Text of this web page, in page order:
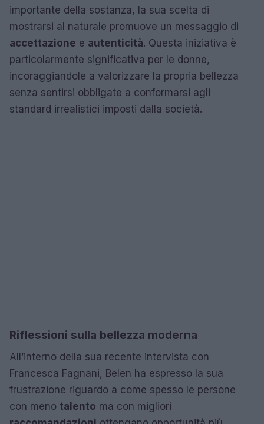
importante della sostanza, la sua scelta di
mostrarsi al naturale promuove un messaggio di
accettazione e autenticità. Questa iniziativa è
particolarmente significativa per le donne,
incoraggiandole a valorizzare la propria bellezza
senza sentirsi obbligate a conformarsi agli
standard irrealistici imposti dalla società.
Riflessioni sulla bellezza moderna
All’interno della sua recente intervista con
Francesca Fagnani, Belen ha espresso la sua
frustrazione riguardo a come spesso le persone
con meno talento ma con migliori